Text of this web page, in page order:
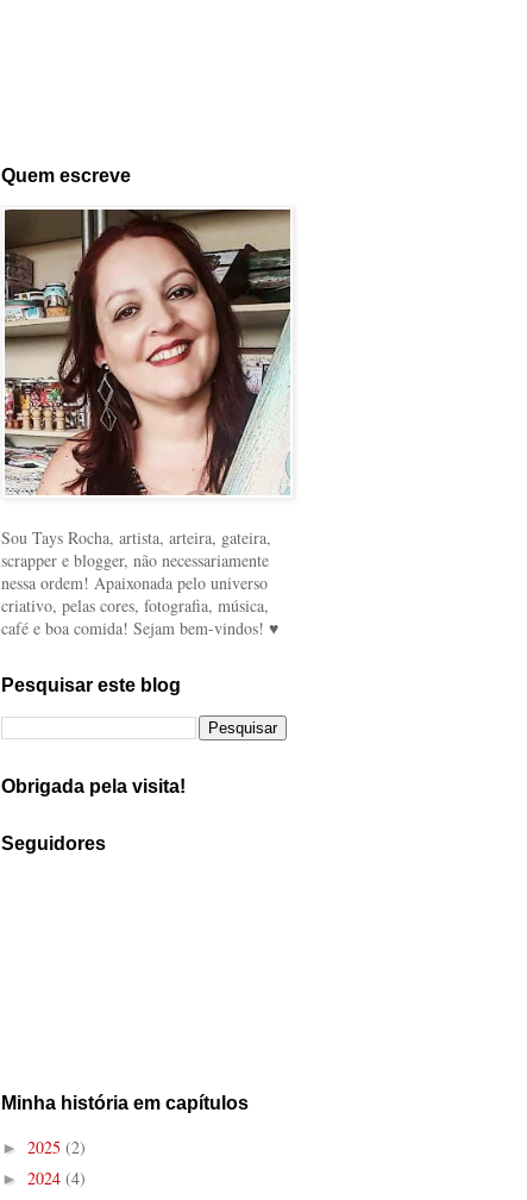
Quem escreve
Sou Tays Rocha, artista, arteira, gateira,
scrapper e blogger, não necessariamente
nessa ordem! Apaixonada pelo universo
criativo, pelas cores, fotografia, música,
café e boa comida! Sejam bem-vindos! ♥
Pesquisar este blog
Obrigada pela visita!
Seguidores
Minha história em capítulos
► 2025 (2)
► 2024 (4)